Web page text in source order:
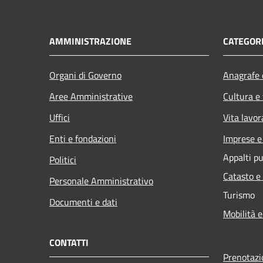
AMMINISTRAZIONE
Organi di Governo
Aree Amministrative
Uffici
Enti e fondazioni
Politici
Personale Amministrativo
Documenti e dati
Cultura
Vita
Imprese
Appalti
Catasto
Turismo
Mobilità
CONTATTI